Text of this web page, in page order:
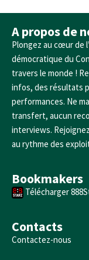
A propos de
Plongez au cœur de
démocratique du
travers le monde !
infos, des résultats
performances. Ne
transfert, aucun
interviews.
au rythme des
Bookmakers
Télécharger
Contacts
Contactez-nous